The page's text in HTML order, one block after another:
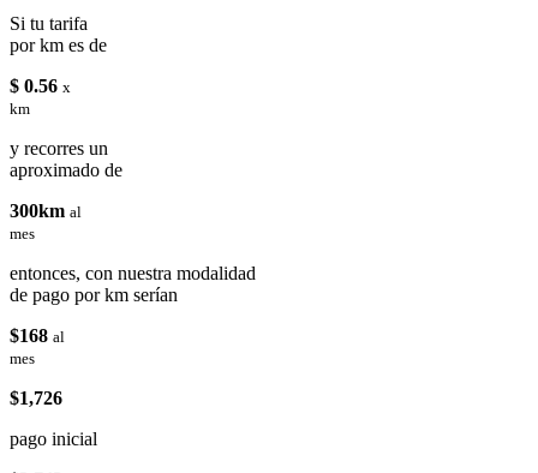
Si tu tarifa
por km es de
$ 0.56 x
km
y recorres un
aproximado de
300km al
mes
entonces, con nuestra modalidad
de pago por km serían
$168 al
mes
$1,726
pago inicial